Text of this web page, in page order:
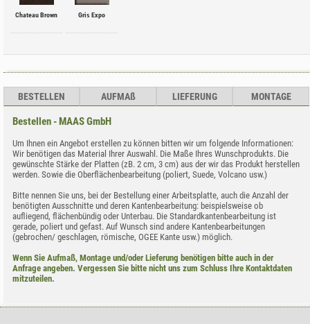
Chateau Brown Gris Expo
BESTELLEN AUFMAß LIEFERUNG MONTAGE
Bestellen - MAAS GmbH
Um Ihnen ein Angebot erstellen zu können bitten wir um folgende Informationen:
Wir benötigen das Material Ihrer Auswahl. Die Maße Ihres Wunschprodukts. Die
gewünschte Stärke der Platten (zB. 2 cm, 3 cm) aus der wir das Produkt herstellen
werden. Sowie die Oberflächenbearbeitung (poliert, Suede, Volcano usw.)
Bitte nennen Sie uns, bei der Bestellung einer Arbeitsplatte, auch die Anzahl der
benötigten Ausschnitte und deren Kantenbearbeitung: beispielsweise ob
aufliegend, flächenbündig oder Unterbau. Die Standardkantenbearbeitung ist
gerade, poliert und gefast. Auf Wunsch sind andere Kantenbearbeitungen
(gebrochen/ geschlagen, römische, OGEE Kante usw.) möglich.
Wenn Sie Aufmaß, Montage und/oder Lieferung benötigen bitte auch in der
Anfrage angeben. Vergessen Sie bitte nicht uns zum Schluss Ihre Kontaktdaten
mitzuteilen.